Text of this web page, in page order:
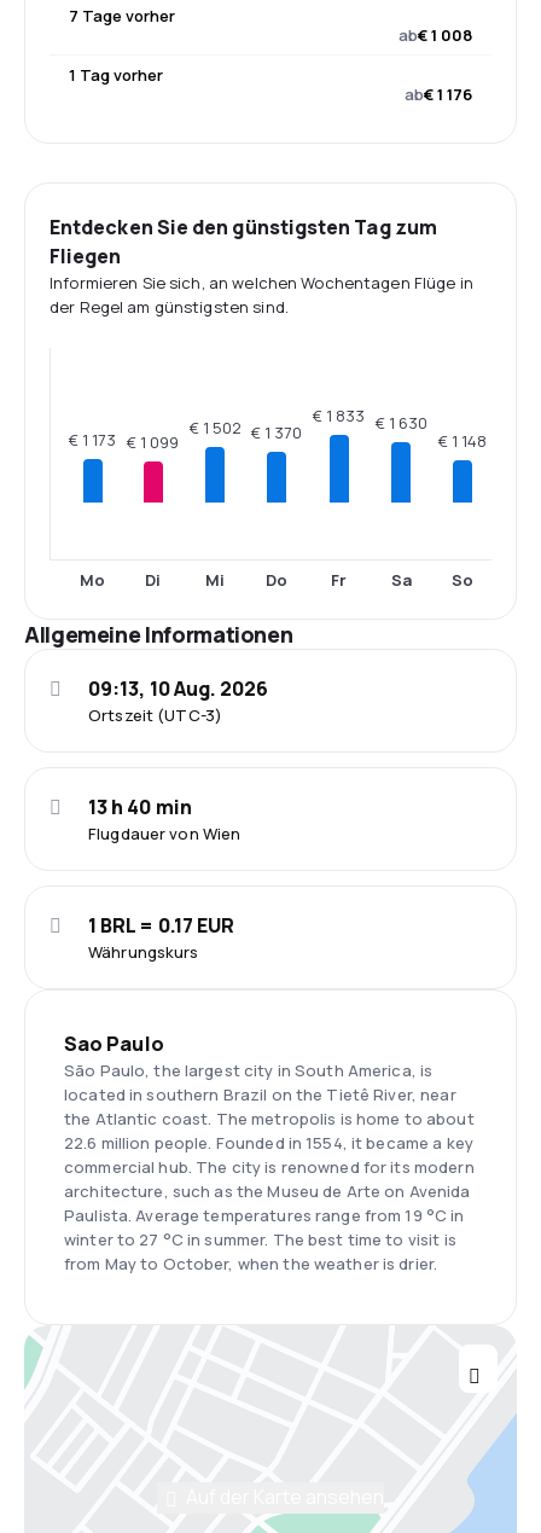
7 Tage vorher
ab€ 1 008
1 Tag vorher
ab€ 1 176
Entdecken Sie den günstigsten Tag zum
Fliegen
Informieren Sie sich, an welchen Wochentagen Flüge in
der Regel am günstigsten sind.
€ 1 173
Mo
€ 1 099
Di
€ 1 502
Mi
€ 1 370
Do
€ 1 833
Fr
€ 1 630
Sa
€ 1 148
So
Allgemeine Informationen
Ortszeit (UTC-3)
09:13, 10 Aug. 2026
Flugdauer von Wien
13 h 40 min
Währungskurs
1 BRL = 0.17 EUR
Sao Paulo
São Paulo, the largest city in South America, is
located in southern Brazil on the Tietê River, near
the Atlantic coast. The metropolis is home to about
22.6 million people. Founded in 1554, it became a key
commercial hub. The city is renowned for its modern
architecture, such as the Museu de Arte on Avenida
Paulista. Average temperatures range from 19 °C in
winter to 27 °C in summer. The best time to visit is
from May to October, when the weather is drier.